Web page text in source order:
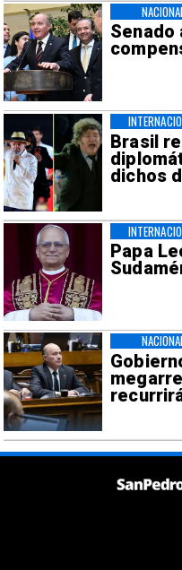
Senado
Brasil
dichos
Papa